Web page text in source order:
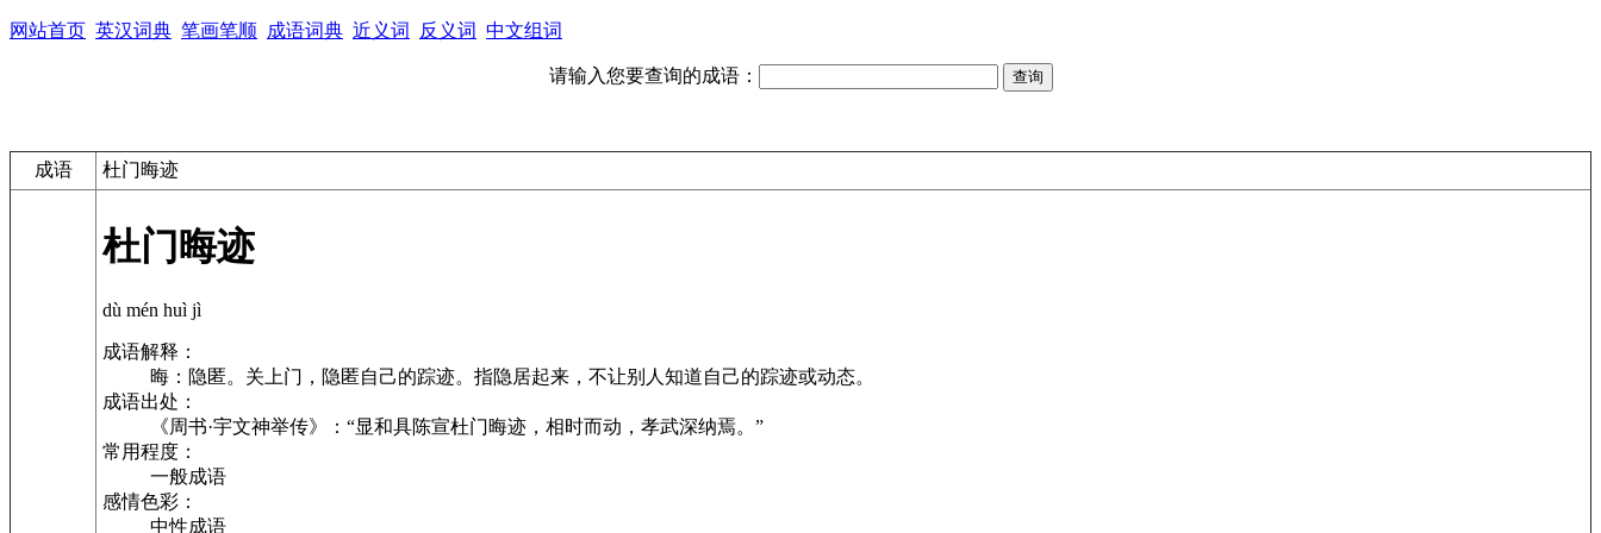
网站首页 英汉词典 笔画笔顺 成语词典 近义词 反义词 中文组词
请输入您要查询的成语：
成语 杜门晦迹
杜门晦迹
dù mén huì jì
成语解释：
晦：隐匿。关上门，隐匿自己的踪迹。指隐居起来，不让别人知道自己的踪迹或动态。
成语出处：
《周书·宇文神举传》：“显和具陈宣杜门晦迹，相时而动，孝武深纳焉。”
常用程度：
一般成语
感情色彩：
中性成语